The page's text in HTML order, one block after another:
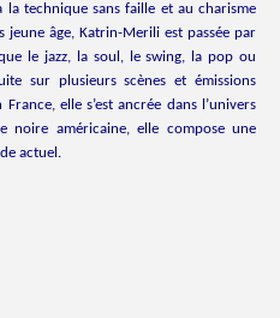
technique sans faille et au charisme
jeune âge, Katrin-Merili est passée par
le jazz, la soul, le swing, la pop ou
sur plusieurs scènes et émissions
elle s’est ancrée dans l’univers
noire américaine, elle compose une
actuel.